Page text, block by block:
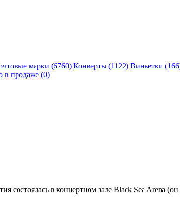
марки (6760) Конверты (1122) Виньетки
в продаже (0)
состоялась в концертном зале Black Sea Arena